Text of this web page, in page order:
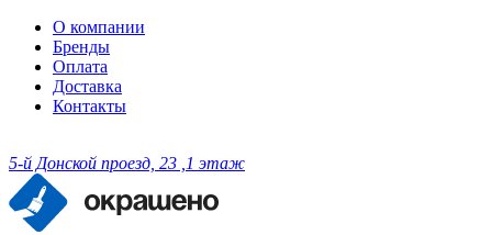
О компании
Бренды
Оплата
Доставка
Контакты
5-й Донской проезд, 23 ,1 этаж